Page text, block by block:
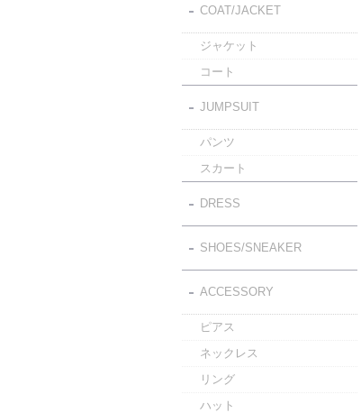
COAT/JACKET
ジャケット
コート
JUMPSUIT
パンツ
スカート
DRESS
SHOES/SNEAKER
ACCESSORY
ピアス
ネックレス
リング
ハット